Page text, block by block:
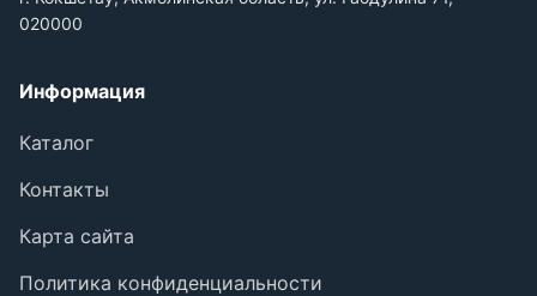
020000
Информация
Каталог
Контакты
Карта сайта
Политика конфиденциальности